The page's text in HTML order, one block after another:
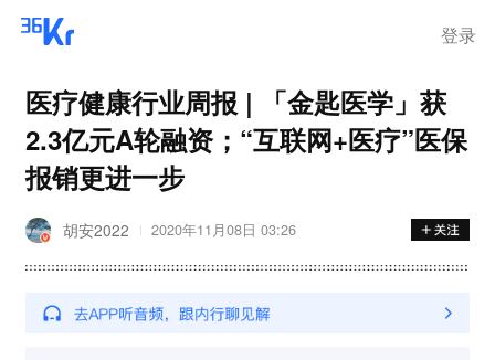
登录
医疗健康行业周报 | 「金匙医学」获
2.3亿元A轮融资；“互联网+医疗”医保
报销更进一步
胡安2022 2020年11月08日 03:26